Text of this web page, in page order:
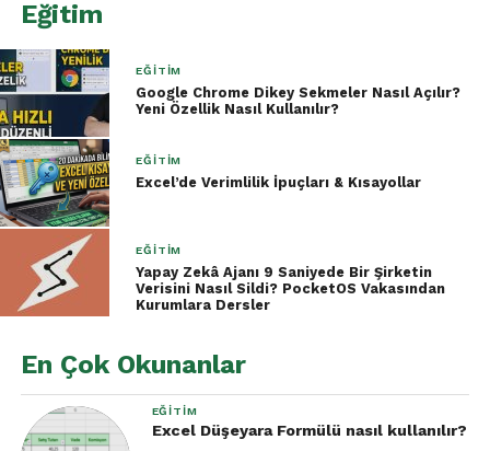
This will immediately highlight the smallest value
within your selected range.
However, what if you want to highlight not just the
value? In this case, the standard conditional
formatting method doesn’t work directly. Instead,
we’ll use the
New Ruleoption:
Eğitim
EĞITIM
Google Chrome Dikey Sekmeler Nasıl Açılır?
Yeni Özellik Nasıl Kullanılır?
EĞITIM
Excel’de Verimlilik İpuçları & Kısayollar
EĞITIM
Yapay Zekâ Ajanı 9 Saniyede Bir Şirketin
Verisini Nasıl Sildi? PocketOS Vakasından
Kurumlara Dersler
En Çok Okunanlar
EĞITIM
Excel Düşeyara Formülü nasıl kullanılır?